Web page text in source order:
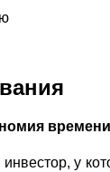
времени
у